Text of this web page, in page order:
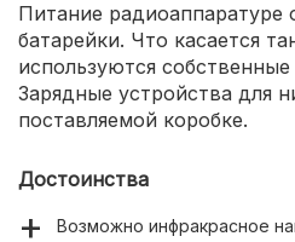
Питание радиоаппаратуре
батарейки. Что касается
используются
Зарядные устройства для
поставляемой коробке.
Достоинства
Возможно инфракрасное